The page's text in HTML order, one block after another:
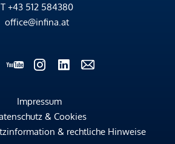
T +43 512 584380
office@infina.at
Impressum
& Cookies
& rechtliche Hinweise